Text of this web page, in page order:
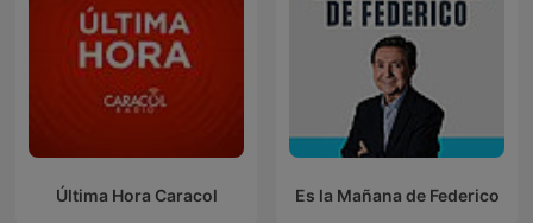
Última Hora Caracol Es la Mañana de Federico